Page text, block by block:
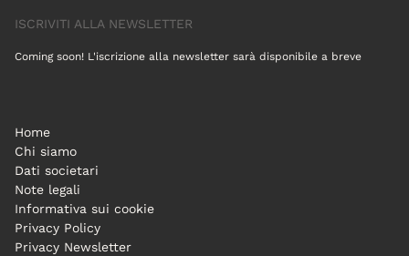
ISCRIVITI ALLA NEWSLETTER
Coming soon! L'iscrizione alla newsletter sarà disponibile a breve
Home
Chi siamo
Dati societari
Note legali
Informativa sui cookie
Privacy Policy
Privacy Newsletter